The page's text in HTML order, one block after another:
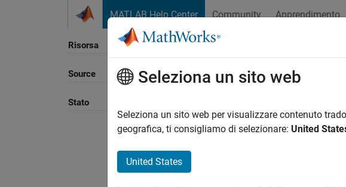
MATLAB Help Center Community Apprendimento
Risorsa
Source
Stato
Ordina per
Seleziona un sito web
Seleziona un sito web per visualizzare contenuto
geografica, ti consigliamo di selezionare: United
United States